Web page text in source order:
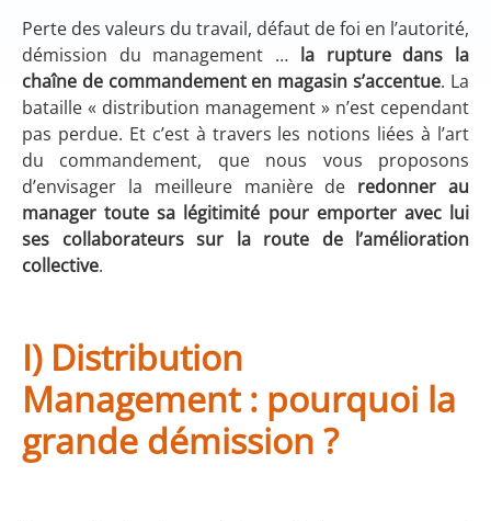
Perte des valeurs du travail, défaut de foi en l’autorité,
démission du management … la rupture dans la
chaîne de commandement en magasin s’accentue. La
bataille « distribution management » n’est cependant
pas perdue. Et c’est à travers les notions liées à l’art
du commandement, que nous vous proposons
d’envisager la meilleure manière de redonner au
manager toute sa légitimité pour emporter avec lui
ses collaborateurs sur la route de l’amélioration
collective.
I) Distribution
Management : pourquoi la
grande démission ?